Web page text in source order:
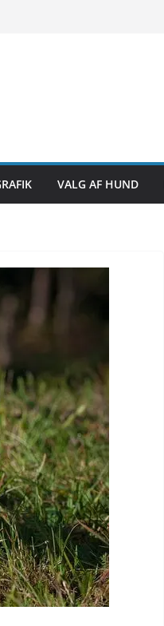
VALG AF HUND